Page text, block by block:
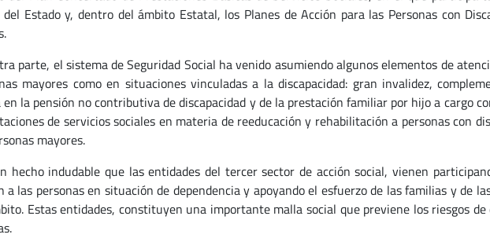
del Estado y, dentro del ámbito Estatal, los Planes de Acción para las Personas con
parte, el sistema de Seguridad Social ha venido asumiendo algunos elementos de
mayores como en situaciones vinculadas a la discapacidad: gran invalidez,
en la pensión no contributiva de discapacidad y de la prestación familiar por hijo a cargo
de servicios sociales en materia de reeducación y rehabilitación a personas con
mayores.
indudable que las entidades del tercer sector de acción social, vienen
a las personas en situación de dependencia y apoyando el esfuerzo de las familias y de
Estas entidades, constituyen una importante malla social que previene los riesgos de